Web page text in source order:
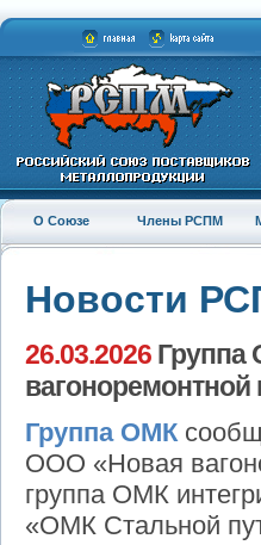
О Союзе Члены РСПМ
Новости
26.03.2026 Группа
вагоноремонтной
Группа ОМК
ООО «Новая
группа ОМК
«ОМК Стальной